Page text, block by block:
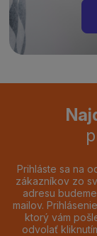
Prihláste sa na
zákazníkov zo
adresu
mailov.
ktorý vám
odvolať